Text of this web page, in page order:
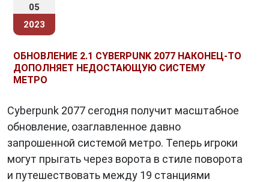
05
2023
ОБНОВЛЕНИЕ 2.1 CYBERPUNK 2077 НАКОНЕЦ-ТО
ДОПОЛНЯЕТ НЕДОСТАЮЩУЮ СИСТЕМУ
МЕТРО
Cyberpunk 2077 сегодня получит масштабное
обновление, озаглавленное давно
запрошенной системой метро. Теперь игроки
могут прыгать через ворота в стиле поворота
и путешествовать между 19 станциями